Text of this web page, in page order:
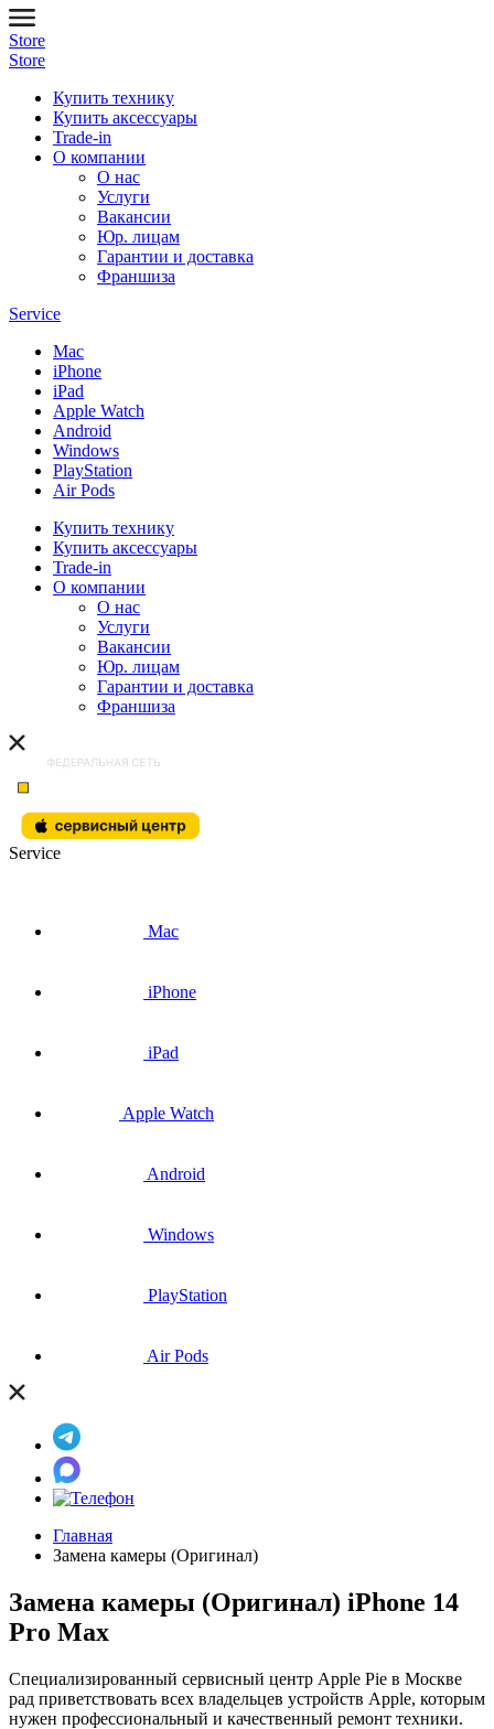
Store
Store
Купить технику
Купить аксессуары
Trade-in
О компании
О нас
Услуги
Вакансии
Юр. лицам
Гарантии и доставка
Франшиза
Service
Mac
iPhone
iPad
Apple Watch
Android
Windows
PlayStation
Air Pods
Купить технику
Купить аксессуары
Trade-in
О компании
О нас
Услуги
Вакансии
Юр. лицам
Гарантии и доставка
Франшиза
Service
Mac
iPhone
iPad
Apple Watch
Android
Windows
PlayStation
Air Pods
Главная
Замена камеры (Оригинал)
Замена камеры (Оригинал) iPhone 14
Pro Max
Специализированный сервисный центр Apple Pie в Москве
рад приветствовать всех владельцев устройств Apple, которым
нужен профессиональный и качественный ремонт техники.